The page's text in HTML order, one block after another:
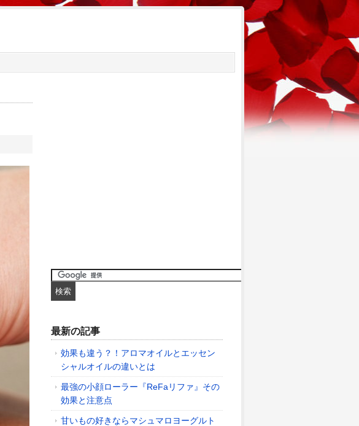
最新の記事
効果も違う？！アロマオイルとエッセン
シャルオイルの違いとは
最強の小顔ローラー『ReFaリファ』その
効果と注意点
甘いもの好きならマシュマロヨーグルト